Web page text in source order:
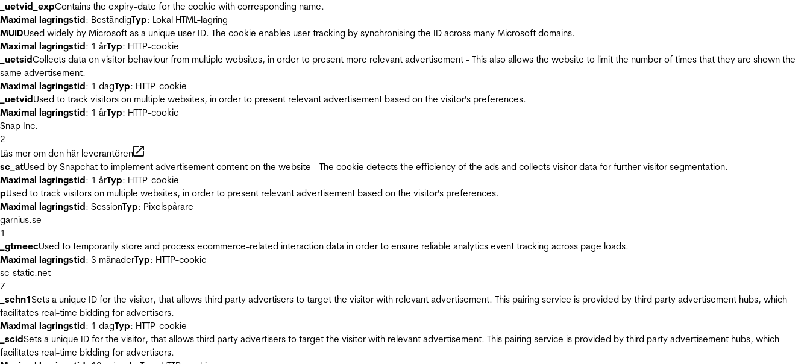
_uetvid_expContains the expiry-date for the cookie with corresponding name.
Maximal lagringstid: BeständigTyp: Lokal HTML-lagring
MUIDUsed widely by Microsoft as a unique user ID. The cookie enables user tracking by synchronising the ID across many Microsoft domains.
Maximal lagringstid: 1 årTyp: HTTP-cookie
_uetsidCollects data on visitor behaviour from multiple websites, in order to present more relevant advertisement - This also allows the website to limit the number of times that they are shown the
same advertisement.
Maximal lagringstid: 1 dagTyp: HTTP-cookie
_uetvidUsed to track visitors on multiple websites, in order to present relevant advertisement based on the visitor's preferences.
Maximal lagringstid: 1 årTyp: HTTP-cookie
Snap Inc.
2
Läs mer om den här leverantören
sc_atUsed by Snapchat to implement advertisement content on the website - The cookie detects the efficiency of the ads and collects visitor data for further visitor segmentation.
Maximal lagringstid: 1 årTyp: HTTP-cookie
pUsed to track visitors on multiple websites, in order to present relevant advertisement based on the visitor's preferences.
Maximal lagringstid: SessionTyp: Pixelspårare
garnius.se
1
_gtmeecUsed to temporarily store and process ecommerce-related interaction data in order to ensure reliable analytics event tracking across page loads.
Maximal lagringstid: 3 månaderTyp: HTTP-cookie
sc-static.net
7
_schn1Sets a unique ID for the visitor, that allows third party advertisers to target the visitor with relevant advertisement. This pairing service is provided by third party advertisement hubs, which
facilitates real-time bidding for advertisers.
Maximal lagringstid: 1 dagTyp: HTTP-cookie
_scidSets a unique ID for the visitor, that allows third party advertisers to target the visitor with relevant advertisement. This pairing service is provided by third party advertisement hubs, which
facilitates real-time bidding for advertisers.